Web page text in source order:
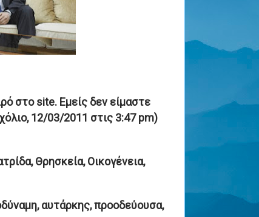
στο site. Εμείς δεν είμαστε
12/03/2011 στις 3:47 pm)
Θρησκεία, Οικογένεια,
αυτάρκης, προοδεύουσα,